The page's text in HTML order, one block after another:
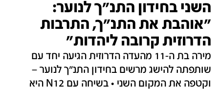
השני בחידון התנ"ך לנוער:
"אוהבת את התנ"ך, התרבות
הדרוזית קרובה ליהדות"
מירה בת ה-11 מהעדה הדרוזית הגיעה יחד עם
שותפתה להישג מרשים בחידון התנ״ך לנוער –
וקטפה את המקום השני • בשיחה עם N12 היא